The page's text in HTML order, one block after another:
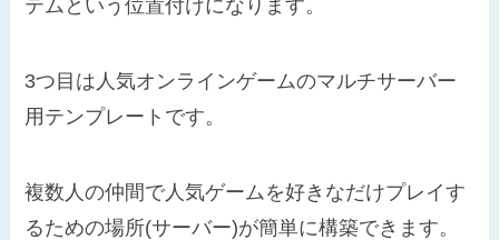
テムという位置付けになります。
3つ目は人気オンラインゲームのマルチサーバー
用テンプレートです。
複数人の仲間で人気ゲームを好きなだけプレイす
るための場所(サーバー)が簡単に構築できます。